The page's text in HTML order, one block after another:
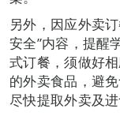
另外，因应外卖
安全”内容，提醒
式订餐，须做好
的外卖食品，避
尽快提取外卖及进